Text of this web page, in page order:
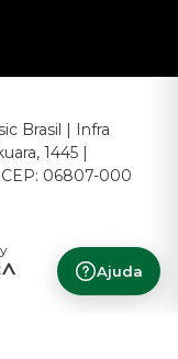
Ajuda
Brasil | Infra
1445 |
CEP: 06807-000